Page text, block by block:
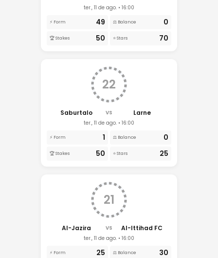
ter., 11 de ago. • 16:00
⚡ Form 49 ⚖️ Balance 0
🏆 Stakes 50 ⭐ Stars 70
22
Saburtalo VS Larne
ter., 11 de ago. • 16:00
⚡ Form 1 ⚖️ Balance 0
🏆 Stakes 50 ⭐ Stars 25
21
Al-Jazira VS Al-Ittihad FC
ter., 11 de ago. • 16:00
⚡ Form 25 ⚖️ Balance 30